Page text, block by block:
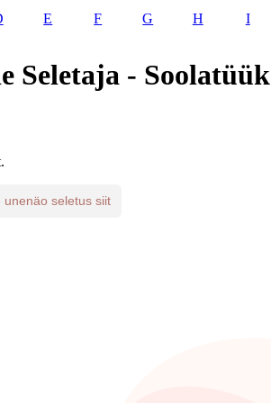
E F G H I
Seletaja -
unenäo seletus siit